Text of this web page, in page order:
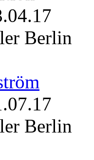
Berlin
Berlin